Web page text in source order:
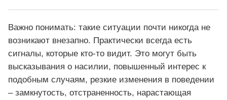
Важно понимать: такие ситуации почти никогда не
возникают внезапно. Практически всегда есть
сигналы, которые кто-то видит. Это могут быть
высказывания о насилии, повышенный интерес к
подобным случаям, резкие изменения в поведении
– замкнутость, отстраненность, нарастающая